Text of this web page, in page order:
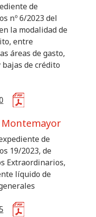
de
nº 6/2023 del
la modalidad de
entre
áreas de gasto,
de crédito
de
19/2023, de
Extraordinarios,
líquido de